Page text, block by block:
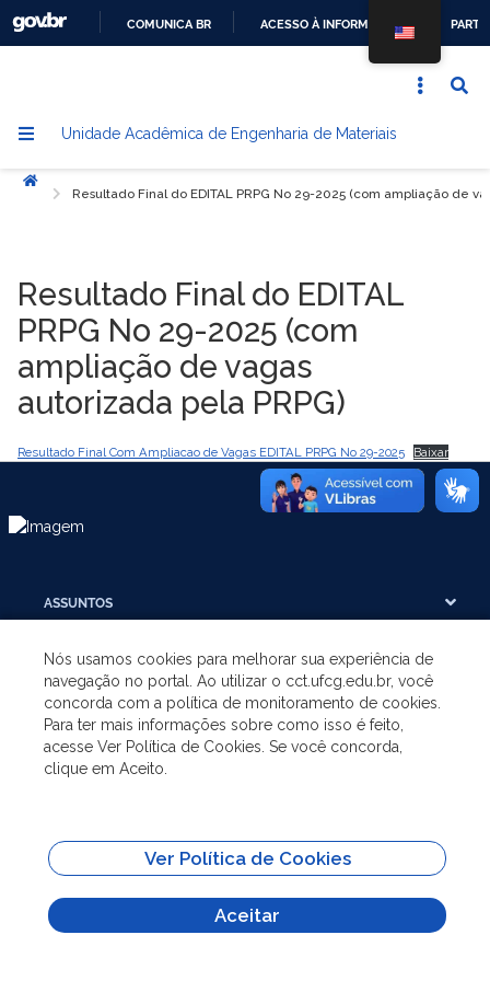
CONTEÚDO
COMUNICA BR ACESSO À INFORMAÇÃO
Unidade Acadêmica de Engenharia de Materiais
Início
Resultado Final do EDITAL PRPG No 29-2025 (com ampliação de
Resultado Final do EDITAL
PRPG No 29-2025 (com
ampliação de vagas
autorizada pela PRPG)
Resultado Final Com Ampliacao de Vagas EDITAL PRPG No 29-2025 Baixar
ASSUNTOS
A UNIDADE
GRADUAÇÃO
SITES IMPORTANTES
Todo o conteúdo deste site está publicado sob a licença
Creative Commons
Nós usamos cookies para melhorar sua experiência de
navegação no portal. Ao utilizar o cct.ufcg.edu.br, você
concorda com a política de monitoramento de cookies.
Para ter mais informações sobre como isso é feito,
acesse Ver Política de Cookies. Se você concorda,
clique em Aceito.
Ver Política de Cookies
Aceitar